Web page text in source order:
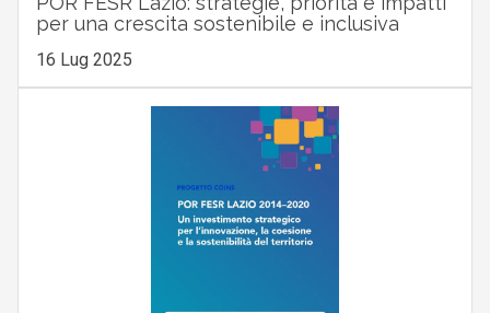
per una crescita sostenibile e inclusiva
16 Lug 2025